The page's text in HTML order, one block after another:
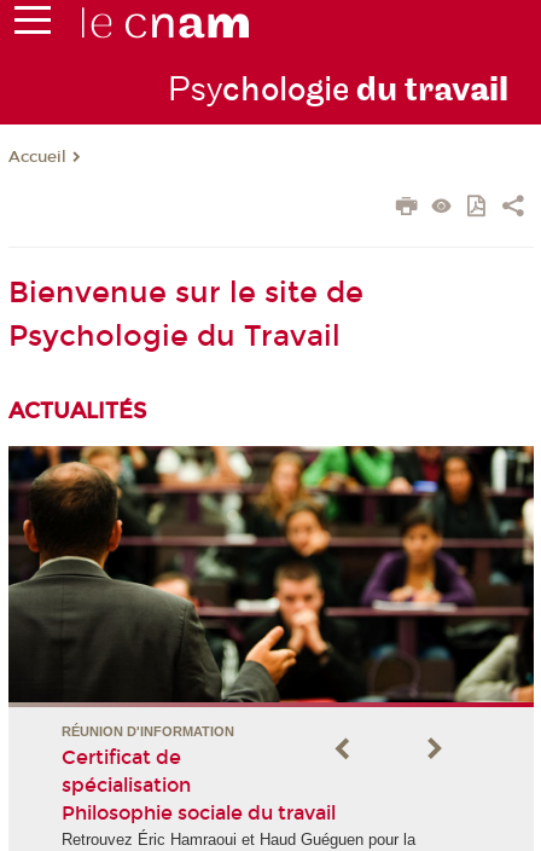
Psychologie du travail
Accueil
Bienvenue sur le site de
Psychologie du Travail
ACTUALITÉS
RÉUNION D'INFORMATION
Certificat de
spécialisation
Philosophie sociale du travail
Retrouvez Éric Hamraoui et Haud Guéguen pour la